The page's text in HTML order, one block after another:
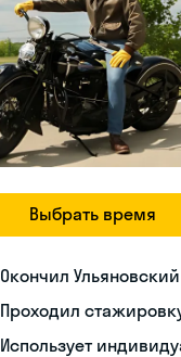
Выбрать время
Окончил
Проходил
Использует